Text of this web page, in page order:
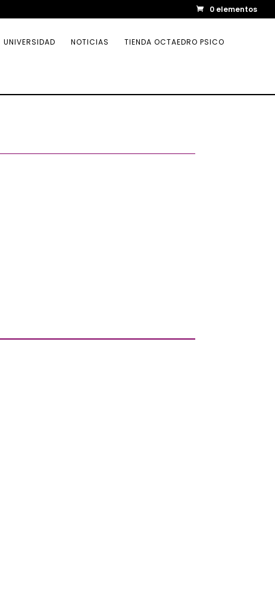
0 elementos
UNIVERSIDAD NOTICIAS TIENDA OCTAEDRO PSICO